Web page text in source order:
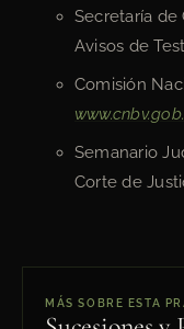
Secretaría de
Avisos de
Comisión
Semanario
Corte de
MÁS SOBRE ESTA